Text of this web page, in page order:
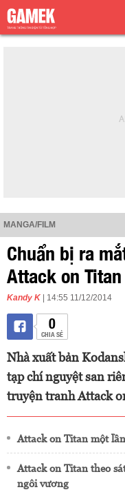
MANGA/FILM
Chuẩn bị ra
Attack on Titan
Kandy K | 14:55 11/12/2014
0
CHIA SẺ
Nhà xuất bản
tạp chí nguyệt san
truyện tranh Attack
Attack on Titan một
Attack on Titan theo
ngôi vương